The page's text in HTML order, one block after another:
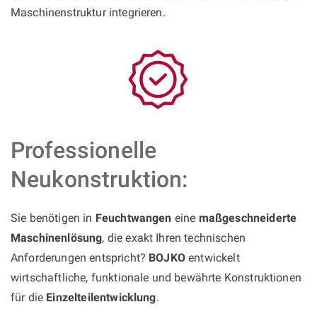
Maschinenstruktur integrieren.
Professionelle
Neukonstruktion:
Sie benötigen in Feuchtwangen eine maßgeschneiderte
Maschinenlösung, die exakt Ihren technischen
Anforderungen entspricht? BOJKOentwickelt
wirtschaftliche, funktionale und bewährte Konstruktionen
für die Einzelteilentwicklung.